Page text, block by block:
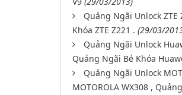
Quảng Ngãi Unlock
Khóa ZTE Z221 . (29/03/
Quảng Ngãi Unlock
Quảng Ngãi Bẻ Khóa
Quảng Ngãi Unlock
MOTOROLA WX308 ,